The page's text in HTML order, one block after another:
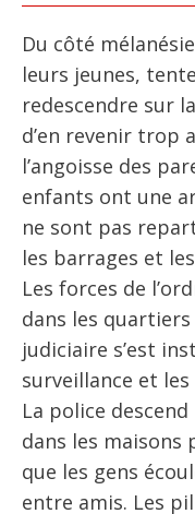
Du côté
leurs jeunes,
redescendre sur
d’en revenir trop
l’angoisse des
enfants ont une
ne sont pas
les barrages et
Les forces de
dans les
judiciaire s’est
surveillance et
La police
dans les maisons
que les gens
entre amis. Les